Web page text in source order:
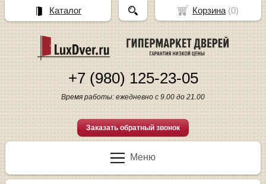
+7 (980) 125-23-05
Время работы: ежедневно с 9.00 до 21.00
Заказать обратный звонок
Меню
Корзина(0)
Каталог